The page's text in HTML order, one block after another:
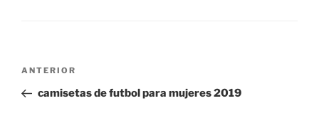
Navegación
entradas
Entrada
anterior:
ANTERIOR
camisetas de futbol para mujeres 2019